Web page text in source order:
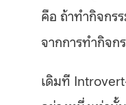
คือ ถ้าทำกิจกร
จากการทำกิจก
เดิมที